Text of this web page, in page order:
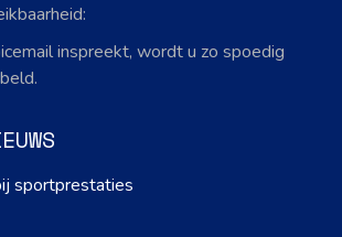
inspreekt, wordt u zo spoedig
sportprestaties